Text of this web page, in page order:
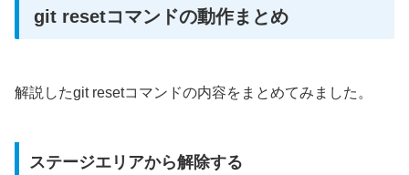
git resetコマンドの動作まとめ
解説したgit resetコマンドの内容をまとめてみました。
ステージエリアから解除する